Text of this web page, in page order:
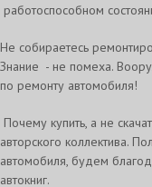
работоспособном
Не собираетесь
Знание - не помеха.
по ремонту автомобиля!
Почему купить, а не
авторского коллектива.
автомобиля, будем
автокниг.